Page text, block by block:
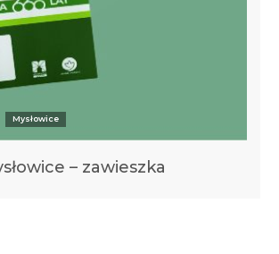
Mysłowice
– zawieszka